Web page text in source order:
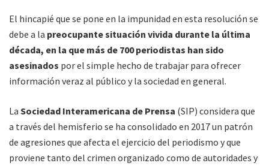
El hincapié que se pone en la impunidad en esta resolución se
debe a la preocupante situación vivida durante la última
década, en la que más de 700 periodistas han sido
asesinados por el simple hecho de trabajar para ofrecer
información veraz al público y la sociedad en general.
La Sociedad Interamericana de Prensa (SIP) considera que
a través del hemisferio se ha consolidado en 2017 un patrón
de agresiones que afecta el ejercicio del periodismo y que
proviene tanto del crimen organizado como de autoridades y